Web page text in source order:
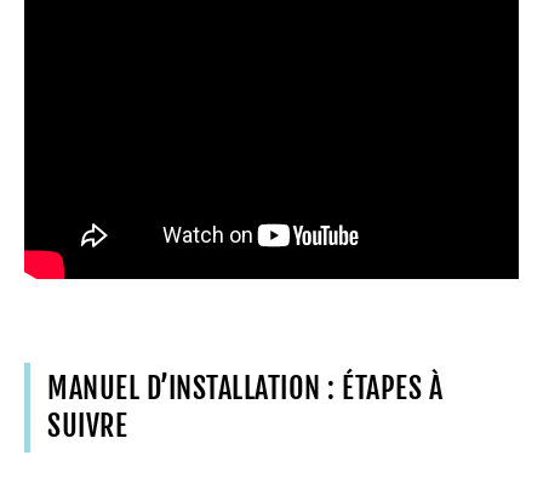
MANUEL D’INSTALLATION : ÉTAPES À
SUIVRE